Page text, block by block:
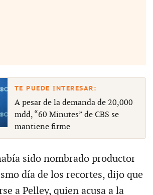
A pesar de la demanda de 20,000
mdd, “60 Minutes” de CBS se
mantiene firme
sido nombrado productor
día de los recortes, dijo que
a Pelley, quien acusa a la